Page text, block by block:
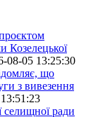
Козелецької
08-05 13:25:30
що
з вивезення
селищної ради